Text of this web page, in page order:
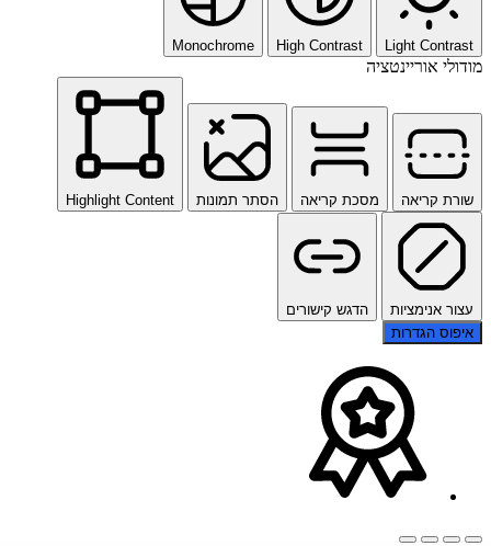
Light Contrast
High Contrast
Monochrome
מודולי אוריינטציה
שורת קריאה מסכת קריאה הסתר תמונות Highlight Content
עצור אנימציות
הדגש קישורים
איפוס הגדרות